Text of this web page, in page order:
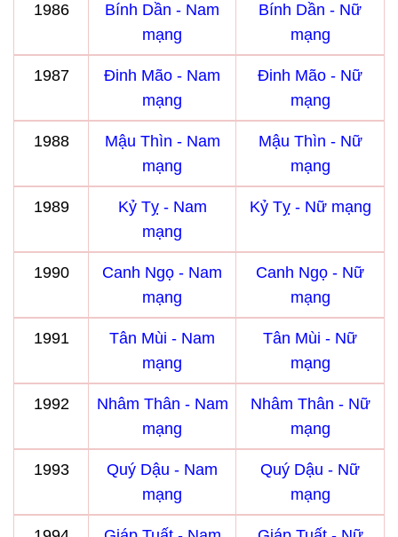
1986
Bính Dần - Nam
mạng
Bính Dần - Nữ
mạng
1987
Đinh Mão - Nam
mạng
Đinh Mão - Nữ
mạng
1988
Mậu Thìn - Nam
mạng
Mậu Thìn - Nữ
mạng
1989
Kỷ Tỵ - Nam
mạng
Kỷ Tỵ - Nữ mạng
1990
Canh Ngọ - Nam
mạng
Canh Ngọ - Nữ
mạng
1991
Tân Mùi - Nam
mạng
Tân Mùi - Nữ
mạng
1992
Nhâm Thân - Nam
mạng
Nhâm Thân - Nữ
mạng
1993
Quý Dậu - Nam
mạng
Quý Dậu - Nữ
mạng